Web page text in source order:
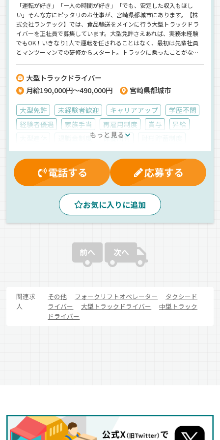
「運転が好き」「一人の時間が好き」「でも、安定した収入もほし
い」そんな方にピッタリのお仕事が、宮崎県都城市にあります。【株
式会社ランテック】では、食品輸送をメインに行う大型トラックドラ
イバーを正社員で募集しています。大型免許さえあれば、実務未経験
でもOK！いきなり1人で運転を任されることはなく、最初は先輩社員
とマンツーマンでの研修からスタート。トラックに乗ったことがない
で、モクモクと集中するのが得意な方にもおすすめです。もちろん、
福利厚生も充実！入社祝い金制度や退職金制度、全国21ヶ所の契約保
らに、頑張り次第で月給49万円も可能。長く安定して働ける環境が整
っているからこそ、未経験からでも将来を見据えて働けます。地元で
腰を据えて働きたい方、トラック運転手に興味がある方、この機会に
新たなキャリアをスタートさせてみませんか？【株式会社ランテッ
大型トラックドライバー
月給190,000円～490,000円
宮崎県都城市
大型免許 未経験者歓迎 キャリアアップ
学歴不問
経験者優遇
家族手当 再雇用制度 賞与
昇給
退職金制度 保養所有
制服・作業着貸与
資格取得制度
残業手当
厚生年金
無事故手当 有給休暇
労災保険
雇用保険
表彰制度 健康保険
社内イベント
入社祝金 夕方 夜 朝
長距離 拠点多数
スーパー配送
個店配送
食品 冷蔵・冷凍車 正社員
もっと見る
電話する 応募する
お気に入りに追加
前へ 次へ
関連求
人
その他 フォークリフトオペレーター
タクシード
ライバー
大型トラックドライバー
中型トラック
ドライバー